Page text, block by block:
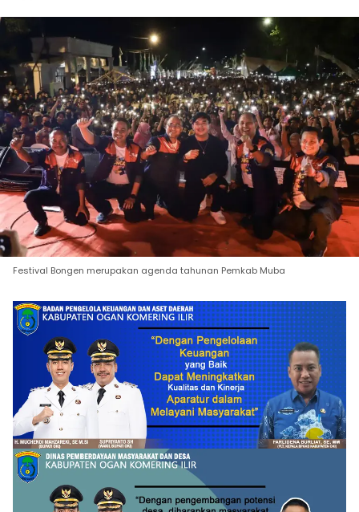
Festival Bongen merupakan agenda tahunan Pemkab Muba